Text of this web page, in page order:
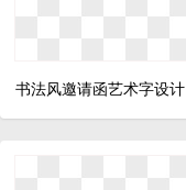
书法风邀请函艺术字设计